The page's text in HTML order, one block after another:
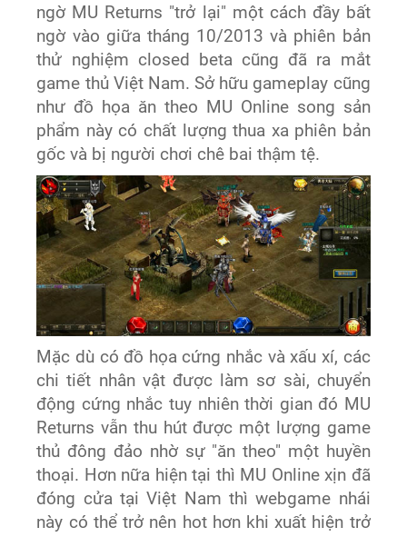
ngờ MU Returns "trở lại" một cách đầy bất
ngờ vào giữa tháng 10/2013 và phiên bản
thử nghiệm closed beta cũng đã ra mắt
game thủ Việt Nam. Sở hữu gameplay cũng
như đồ họa ăn theo MU Online song sản
phẩm này có chất lượng thua xa phiên bản
gốc và bị người chơi chê bai thậm tệ.
Mặc dù có đồ họa cứng nhắc và xấu xí, các
chi tiết nhân vật được làm sơ sài, chuyển
động cứng nhắc tuy nhiên thời gian đó MU
Returns vẫn thu hút được một lượng game
thủ đông đảo nhờ sự "ăn theo" một huyền
thoại. Hơn nữa hiện tại thì MU Online xịn đã
đóng cửa tại Việt Nam thì webgame nhái
này có thể trở nên hot hơn khi xuất hiện trở